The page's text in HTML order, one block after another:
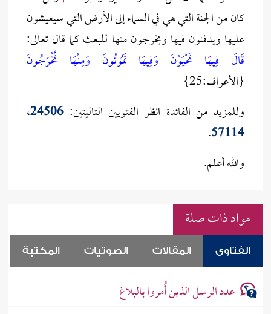
كان من الجنة التي هي في السماء إلى الأرض التي سيعيشون
عليها ويدفنون فيها ويخرجون منها للبعث كما قال تعالى:
قَالَ فِيهَا تَحْيَوْنَ وَفِيهَا تَمُوتُونَ وَمِنْهَا تُخْرَجُونَ
{الأعراف:25}
وللمزيد من الفائدة انظر الفتويين التاليتين: 24506،
57114
.
والله أعلم.
مواد ذات صلة
الفتاوى المقالات الصوتيات المكتبة
عدد الرسل الذين أُمروا بالبلاغ